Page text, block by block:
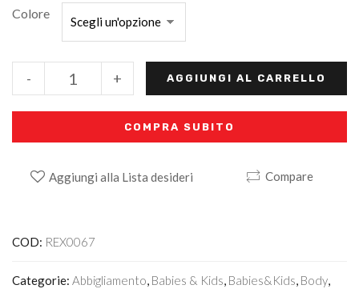
Colore
+
- AGGIUNGI AL CARRELLO
COMPRA SUBITO
Aggiungi alla Lista desideri Compare
COD: REX0067
Categorie: Abbigliamento, Babies & Kids, Babies&Kids, Body,